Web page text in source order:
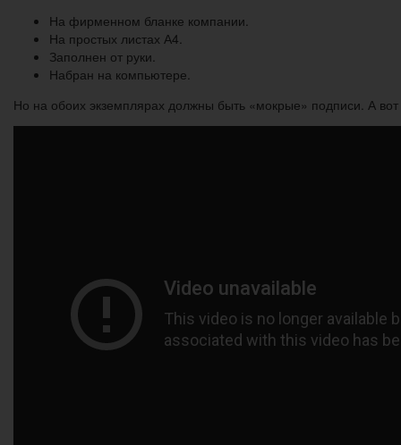
На фирменном бланке компании.
На простых листах А4.
Заполнен от руки.
Набран на компьютере.
Но на обоих экземплярах должны быть «мокрые» подписи. А